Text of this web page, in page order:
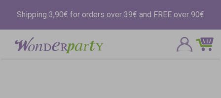
Shipping 3,90€ for orders over 39€ and FREE over 90€